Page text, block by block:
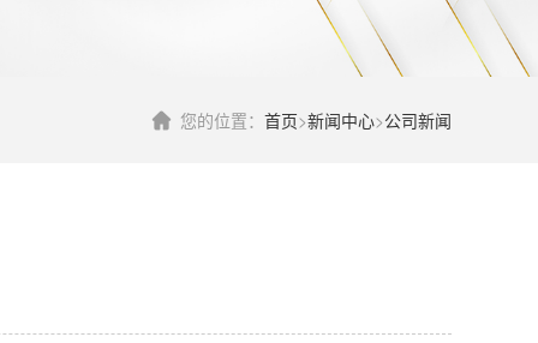
您的位置： 首页>新闻中心>公司新闻